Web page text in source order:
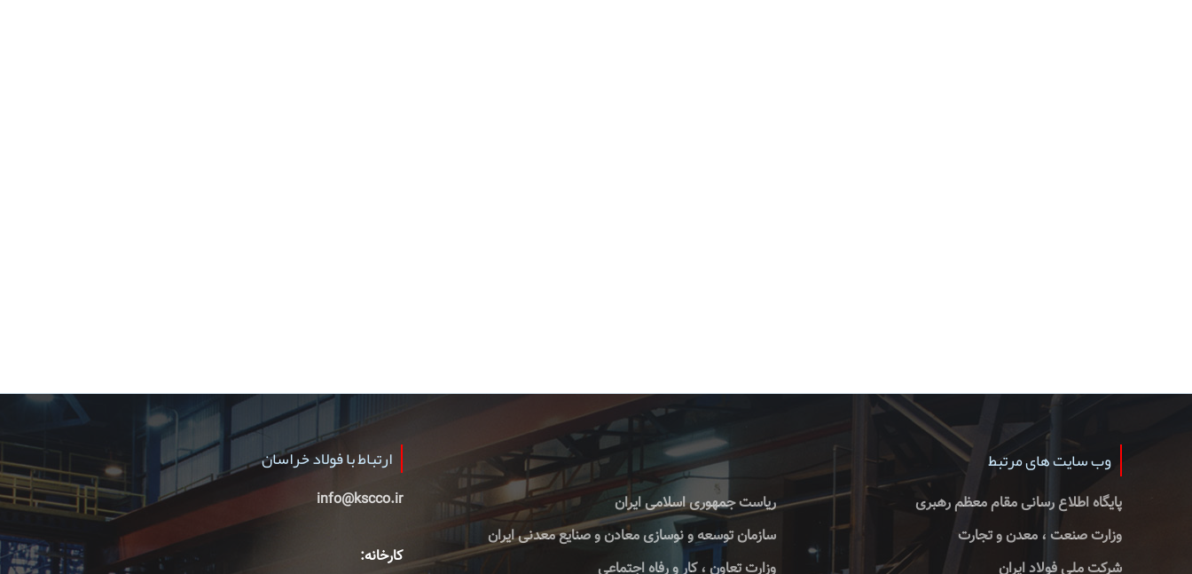
ارتباط با فولاد خراسان
info@kscco.ir
کارخانه:
وب سایت های مرتبط
پایگاه اطلاع رسانی مقام معظم رهبری
ریاست جمهوری اسلامی ایران
وزارت صنعت ، معدن و تجارت
سازمان توسعه و نوسازی معادن و صنایع معدنی ایران
شرکت ملی فولاد ایران
وزارت تعاون ، کار و رفاه اجتماعی